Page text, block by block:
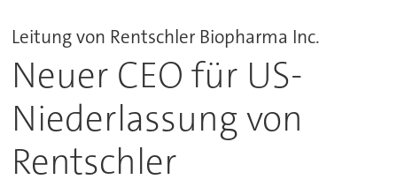
Leitung von Rentschler Biopharma Inc.
Neuer CEO für US-
Niederlassung von
Rentschler